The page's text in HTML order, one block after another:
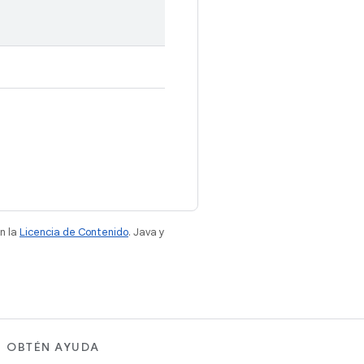
la Licencia de Contenido. Java y
OBTÉN AYUDA